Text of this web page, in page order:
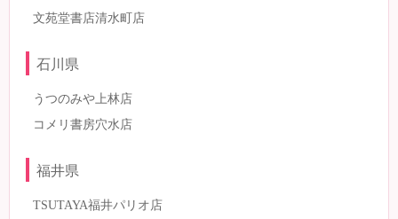
文苑堂書店清水町店
石川県
うつのみや上林店
コメリ書房穴水店
福井県
TSUTAYA福井パリオ店